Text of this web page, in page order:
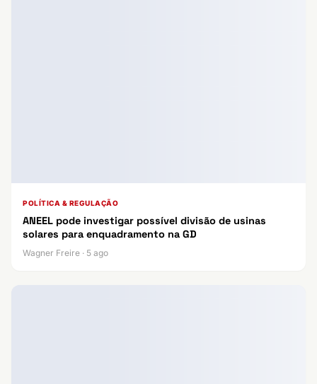
POLÍTICA & REGULAÇÃO
ANEEL pode investigar possível divisão de usinas
solares para enquadramento na GD
Wagner Freire · 5 ago